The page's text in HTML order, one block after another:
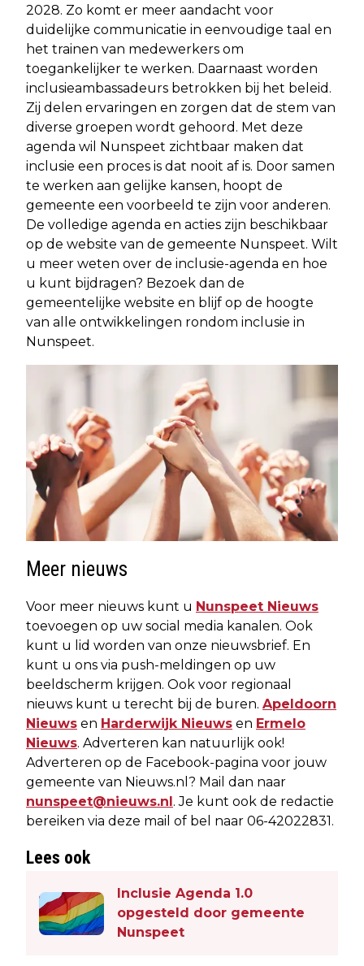
2028. Zo komt er meer aandacht voor
duidelijke communicatie in eenvoudige taal en
het trainen van medewerkers om
toegankelijker te werken. Daarnaast worden
inclusieambassadeurs betrokken bij het beleid.
Zij delen ervaringen en zorgen dat de stem van
diverse groepen wordt gehoord. Met deze
agenda wil Nunspeet zichtbaar maken dat
inclusie een proces is dat nooit af is. Door samen
te werken aan gelijke kansen, hoopt de
gemeente een voorbeeld te zijn voor anderen.
De volledige agenda en acties zijn beschikbaar
op de website van de gemeente Nunspeet. Wilt
u meer weten over de inclusie-agenda en hoe
u kunt bijdragen? Bezoek dan de
gemeentelijke website en blijf op de hoogte
van alle ontwikkelingen rondom inclusie in
Nunspeet.
Meer nieuws
Voor meer nieuws kunt u Nunspeet Nieuws
toevoegen op uw social media kanalen. Ook
kunt u lid worden van onze nieuwsbrief. En
kunt u ons via push-meldingen op uw
beeldscherm krijgen. Ook voor regionaal
nieuws kunt u terecht bij de buren. Apeldoorn
Nieuws en Harderwijk Nieuws en Ermelo
Nieuws. Adverteren kan natuurlijk ook!
Adverteren op de Facebook-pagina voor jouw
gemeente van Nieuws.nl? Mail dan naar
nunspeet@nieuws.nl . Je kunt ook de redactie
bereiken via deze mail of bel naar 06-42022831.
Lees ook
Inclusie Agenda 1.0
opgesteld door gemeente
Nunspeet